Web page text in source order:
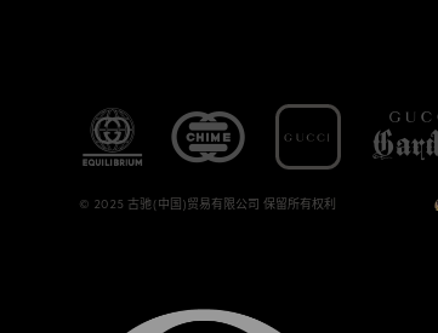
© 2025 古驰(中国)贸易有限公司 保留所有权利